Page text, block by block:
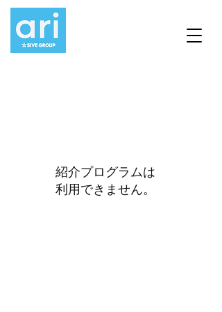
紹介プログラムは
利用できません。